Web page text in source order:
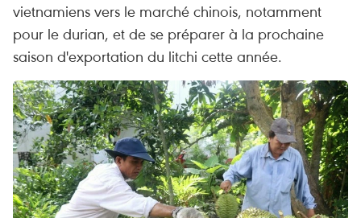
vietnamiens vers le marché chinois, notamment
pour le durian, et de se préparer à la prochaine
saison d'exportation du litchi cette année.